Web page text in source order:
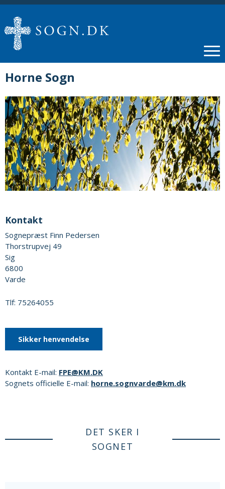
Horne Sogn
Kontakt
Sognepræst Finn Pedersen
Thorstrupvej 49
Sig
6800
Varde
Tlf: 75264055
Sikker henvendelse
Kontakt E-mail: FPE@KM.DK
Sognets officielle E-mail: horne.sognvarde@km.dk
DET SKER I
SOGNET